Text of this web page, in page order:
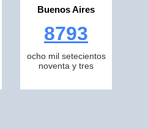
Buenos Aires
8793
ocho mil setecientos
noventa y tres